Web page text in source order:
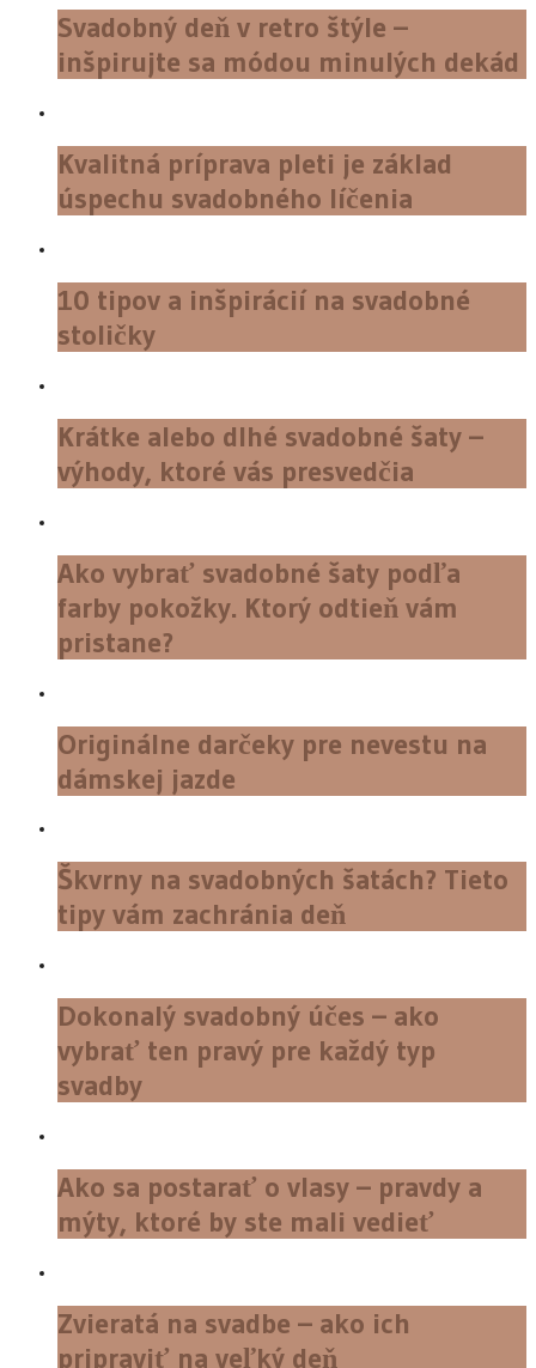
Svadobný deň v retro štýle –
inšpirujte sa módou minulých dekád
Kvalitná príprava pleti je základ
úspechu svadobného líčenia
10 tipov a inšpirácií na svadobné
stoličky
Krátke alebo dlhé svadobné šaty –
výhody, ktoré vás presvedčia
Ako vybrať svadobné šaty podľa
farby pokožky. Ktorý odtieň vám
pristane?
Originálne darčeky pre nevestu na
dámskej jazde
Škvrny na svadobných šatách? Tieto
tipy vám zachránia deň
Dokonalý svadobný účes – ako
vybrať ten pravý pre každý typ
svadby
Ako sa postarať o vlasy – pravdy a
mýty, ktoré by ste mali vedieť
Zvieratá na svadbe – ako ich
pripraviť na veľký deň